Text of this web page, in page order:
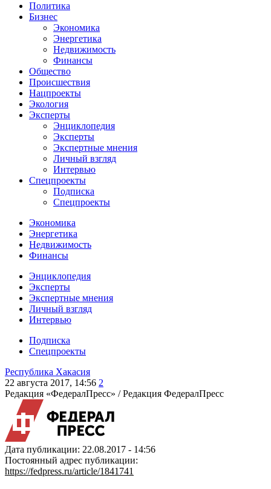
Политика
Бизнес
Экономика
Энергетика
Недвижимость
Финансы
Общество
Происшествия
Нацпроекты
Экология
Эксперты
Энциклопедия
Эксперты
Экспертные мнения
Личный взгляд
Интервью
Спецпроекты
Подписка
Спецпроекты
Экономика
Энергетика
Недвижимость
Финансы
Энциклопедия
Эксперты
Экспертные мнения
Личный взгляд
Интервью
Подписка
Спецпроекты
Республика Хакасия
22 августа 2017, 14:56 2
Редакция «ФедералПресс» /Редакция ФедералПресс
Дата публикации: 22.08.2017 - 14:56
Постоянный адрес публикации:
https://fedpress.ru/article/1841741